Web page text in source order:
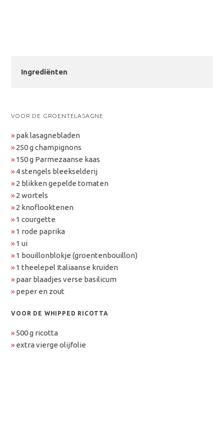
Ingrediënten
VOOR DE GROENTELASAGNE
» pak lasagnebladen
» 250 g champignons
» 150 g Parmezaanse kaas
» 4 stengels bleekselderij
» 2 blikken gepelde tomaten
» 2 wortels
» 2 knoflooktenen
» 1 courgette
» 1 rode paprika
» 1 ui
» 1 bouillonblokje (groentenbouillon)
» 1 theelepel Italiaanse kruiden
» paar blaadjes verse basilicum
» peper en zout
VOOR DE WHIPPED RICOTTA
» 500 g ricotta
» extra vierge olijfolie